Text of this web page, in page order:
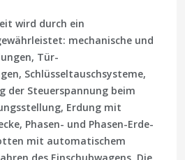
wird durch ein
mechanische und
Tür-
Schlüsseltauschsysteme,
der Steuerspannung beim
Erdung mit
Phasen- und Phasen-Erde-
mit automatischem